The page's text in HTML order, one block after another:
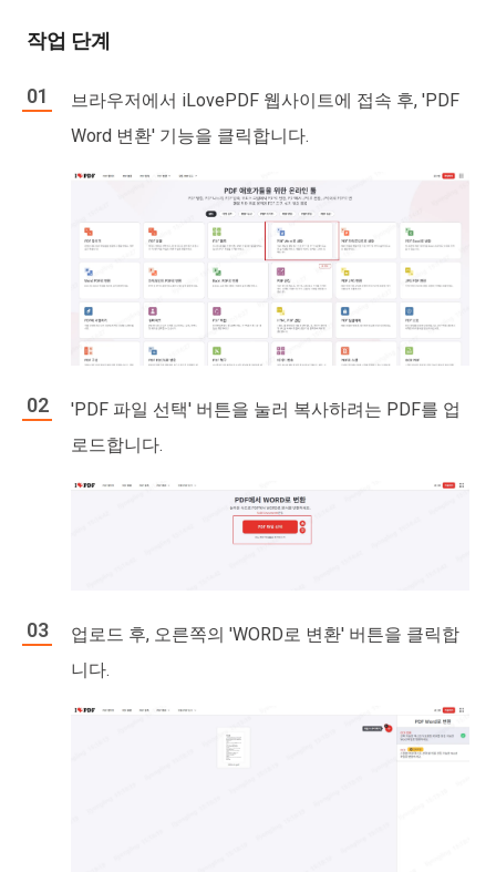
작업 단계
브라우저에서 iLovePDF 웹사이트에 접속 후, 'PDF
Word 변환' 기능을 클릭합니다.
'PDF 파일 선택' 버튼을 눌러 복사하려는 PDF를 업
로드합니다.
업로드 후, 오른쪽의 'WORD로 변환' 버튼을 클릭합
니다.